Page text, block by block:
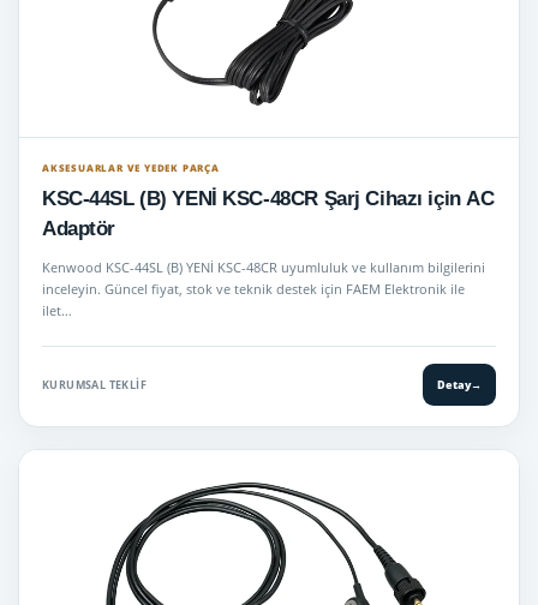
AKSESUARLAR VE YEDEK PARÇA
KSC-44SL (B) YENİ KSC-48CR Şarj Cihazı için AC
Adaptör
Kenwood KSC-44SL (B) YENİ KSC-48CR uyumluluk ve kullanım bilgilerini
inceleyin. Güncel fiyat, stok ve teknik destek için FAEM Elektronik ile
ilet…
KURUMSAL TEKLIF Detay→